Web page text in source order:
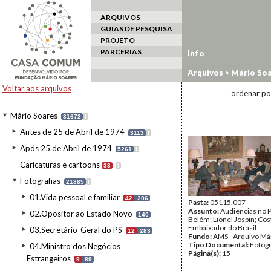
ARQUIVOS
GUIAS DE PESQUISA
PROJETO
PARCERIAS
Voltar aos arquivos
Mário Soares 31672 I
Antes de 25 de Abril de 1974 3113 I
Após 25 de Abril de 1974 5261 I
Caricaturas e cartoons 33 I
Fotografias 21885 I
01.Vida pessoal e familiar 42 206
02.Opositor ao Estado Novo 140
03.Secretário-Geral do PS 12 283
04.Ministro dos Negócios
Estrangeiros
9 89
Info
Arquivos > Mário
ordenar
Pasta:05115.007
Assunto:Audiências no
Belém; Lionel Jospin;
Embaixador do Brasil.
Fundo:AMS - Arquivo
Tipo Documental:
Página(s): 15